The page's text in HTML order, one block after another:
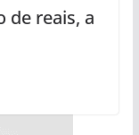
de reais, a